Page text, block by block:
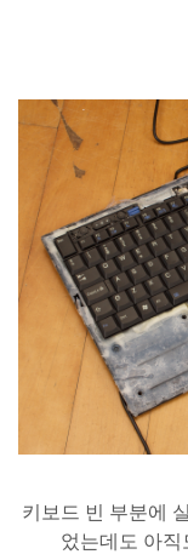
키보드 빈 부분에
었는데도 아직